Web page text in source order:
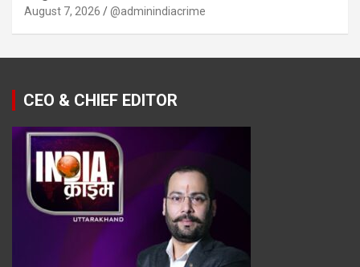
August 7, 2026 @adminindiacrime
CEO & CHIEF EDITOR